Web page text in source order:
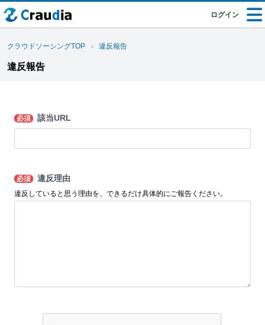
ログイン
クラウドソーシングTOP 違反報告
違反報告
必須 該当URL
必須 違反理由
違反していると思う理由を、できるだけ具体的にご報告ください。